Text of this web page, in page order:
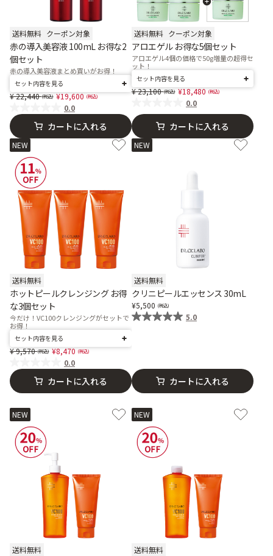
送料無料 クーポン対象
赤の導入美容液 100mL お得な2
個セット
赤の導入美容液まとめ買いがお得！
セット内容を見る
Price reduced from
22,440to
19,600
0.0
カートに入れる
送料無料 クーポン対象
アロエゲル お得な5個セット
アロエゲル4個の価格で50g増量の超得セ
ット！
セット内容を見る
Price reduced from
23,100to
18,480
0.0
カートに入れる
NEW
送料無料
ホットピールクレンジング お得
な3個セット
今だけ！VC100クレンジングがセットで
お得！
セット内容を見る
Price reduced from
9,570to
8,470
0.0
カートに入れる
NEW
送料無料
クリニピールエッセンス 30mL
5,500
5.0
カートに入れる
NEW
送料無料
NEW
送料無料